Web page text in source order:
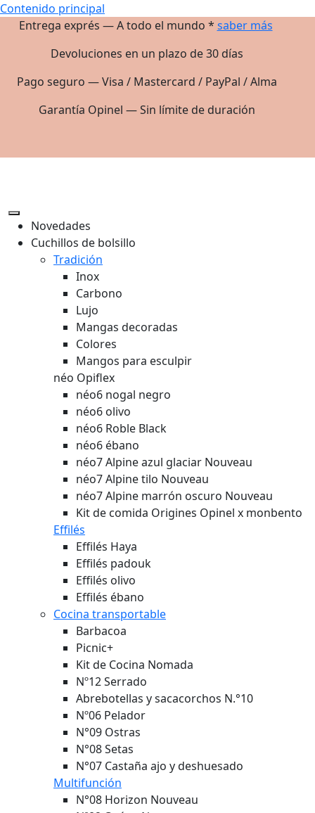
Contenido principal
Entrega exprés — A todo el mundo * saber más
Devoluciones en un plazo de 30 días
Pago seguro — Visa / Mastercard / PayPal / Alma
Garantía Opinel — Sin límite de duración
Novedades
Cuchillos de bolsillo
Tradición
Inox
Carbono
Lujo
Mangas decoradas
Colores
Mangos para esculpir
néo Opiflex
néo6 nogal negro
néo6 olivo
néo6 Roble Black
néo6 ébano
néo7 Alpine azul glaciar Nouveau
néo7 Alpine tilo Nouveau
néo7 Alpine marrón oscuro Nouveau
Kit de comida Origines Opinel x monbento
Effilés
Effilés Haya
Effilés padouk
Effilés olivo
Effilés ébano
Cocina transportable
Barbacoa
Picnic+
Kit de Cocina Nomada
Nº12 Serrado
Abrebotellas y sacacorchos N.°10
Nº06 Pelador
N°09 Ostras
N°08 Setas
N°07 Castaña ajo y deshuesado
Multifunción
N°08 Horizon Nouveau